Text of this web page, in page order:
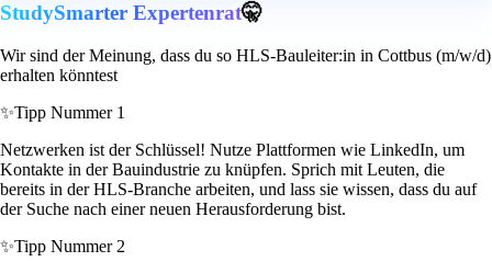
StudySmarter Expertenrat🤫
Wir sind der Meinung, dass du so HLS-Bauleiter:in in Cottbus (m/w/d)
erhalten könntest
✨Tipp Nummer 1
Netzwerken ist der Schlüssel! Nutze Plattformen wie LinkedIn, um
Kontakte in der Bauindustrie zu knüpfen. Sprich mit Leuten, die
bereits in der HLS-Branche arbeiten, und lass sie wissen, dass du auf
der Suche nach einer neuen Herausforderung bist.
✨Tipp Nummer 2